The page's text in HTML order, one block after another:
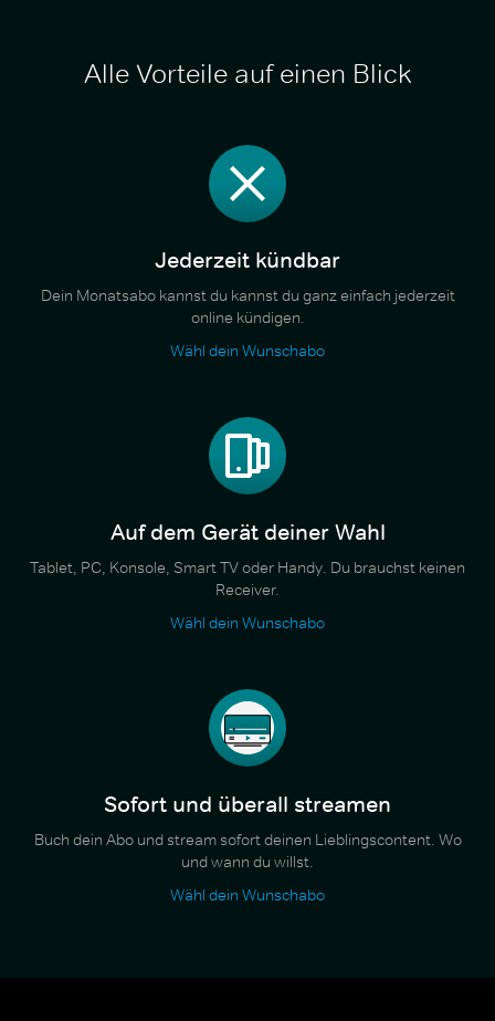
Alle Vorteile auf einen Blick
Jederzeit kündbar
Dein Monatsabo kannst du kannst du ganz einfach jederzeit
online kündigen.
Wähl dein Wunschabo
Auf dem Gerät deiner Wahl
Tablet, PC, Konsole, Smart TV oder Handy. Du brauchst keinen
Receiver.
Wähl dein Wunschabo
Sofort und überall streamen
Buch dein Abo und stream sofort deinen Lieblingscontent. Wo
und wann du willst.
Wähl dein Wunschabo